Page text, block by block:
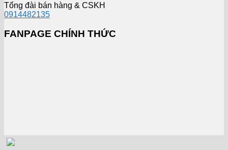
Tổng đài bán hàng & CSKH
0914482135
FANPAGE CHÍNH THỨC